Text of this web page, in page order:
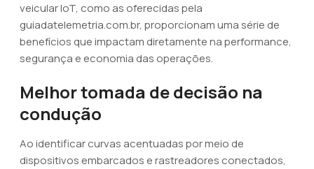
veicular IoT, como as oferecidas pela
guiadatelemetria.com.br, proporcionam uma série de
benefícios que impactam diretamente na performance,
segurança e economia das operações.
Melhor tomada de decisão na
condução
Ao identificar curvas acentuadas por meio de
dispositivos embarcados e rastreadores conectados,